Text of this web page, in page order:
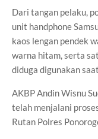
Dari tangan pelaku,
unit handphone
kaos lengan pendek
warna hitam, serta
diduga digunakan
AKBP Andin Wisnu
telah menjalani
Rutan Polres